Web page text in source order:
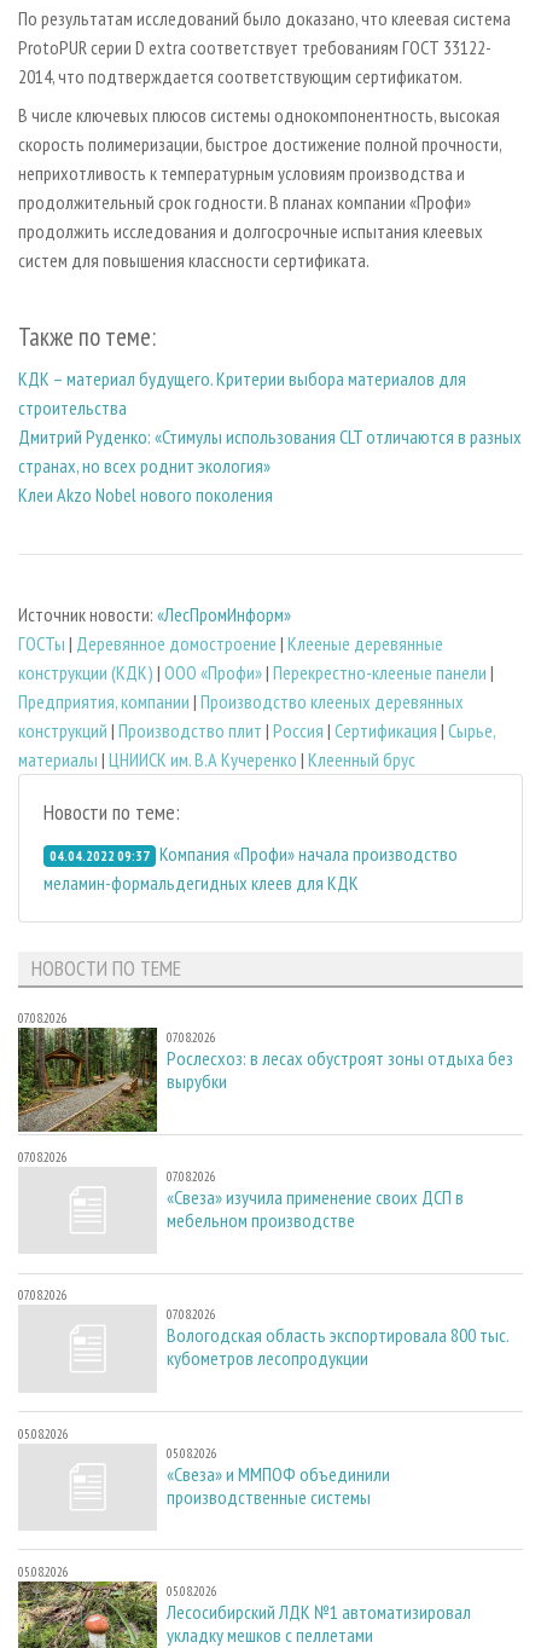
По результатам исследований было доказано, что клеевая система
ProtoPUR серии D extra соответствует требованиям ГОСТ 33122-
2014, что подтверждается соответствующим сертификатом.
В числе ключевых плюсов системы однокомпонентность, высокая
скорость полимеризации, быстрое достижение полной прочности,
неприхотливость к температурным условиям производства и
продолжительный срок годности. В планах компании «Профи»
продолжить исследования и долгосрочные испытания клеевых
систем для повышения классности сертификата.
Также по теме:
КДК – материал будущего. Критерии выбора материалов для
строительства
Дмитрий Руденко: «Стимулы использования CLT отличаются в разных
странах, но всех роднит экология»
Клеи Akzo Nobel нового поколения
Источник новости: «ЛесПромИнформ»
ГОСТы | Деревянное домостроение | Клееные деревянные
конструкции (КДК) | ООО «Профи»| Перекрестно-клееные панели |
Предприятия, компании | Производство клееных деревянных
конструкций | Производство плит | Россия | Сертификация | Сырье,
материалы | ЦНИИСК им. В.А Кучеренко | Клеенный брус
Новости по теме:
04.04.2022 09:37 Компания «Профи» начала производство
меламин-формальдегидных клеев для КДК
НОВОСТИ ПО ТЕМЕ
07.08.2026
07.08.2026
Рослесхоз: в лесах обустроят зоны отдыха без
вырубки
07.08.2026
07.08.2026
«Свеза» изучила применение своих ДСП в
мебельном производстве
07.08.2026
07.08.2026
Вологодская область экспортировала 800 тыс.
кубометров лесопродукции
05.08.2026
05.08.2026
«Свеза» и ММПОФ объединили
производственные системы
05.08.2026
05.08.2026
Лесосибирский ЛДК №1 автоматизировал
укладку мешков с пеллетами